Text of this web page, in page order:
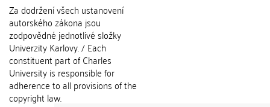
Za dodržení všech ustanovení
autorského zákona jsou
zodpovědné jednotlivé složky
Univerzity Karlovy. / Each
constituent part of Charles
University is responsible for
adherence to all provisions of the
copyright law.